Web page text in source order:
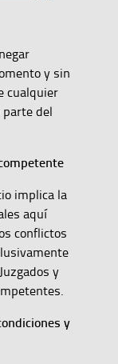
y sin
cualquier
del
implica la
aquí
conflictos
y
y